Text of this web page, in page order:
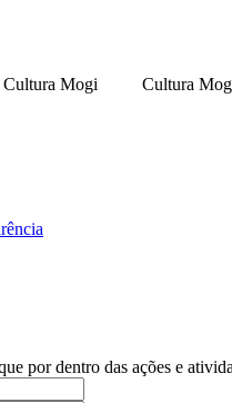
Cultura Mogi Cultura
por dentro das ações e